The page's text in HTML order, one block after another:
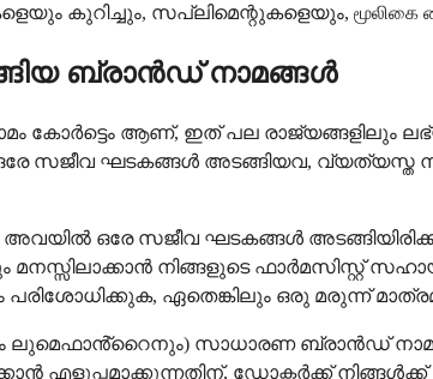
കുറിച്ചും, സപ്ലിമെന്റുകളെയും, மூலிகை
ബ്രാൻഡ് നാമങ്ങൾ
ആണ്, ഇത് പല രാജ്യങ്ങളിലും
സജീവ ഘടകങ്ങൾ അടങ്ങിയവ, വ്യത്യസ്ത
അവയിൽ ഒരേ സജീവ ഘടകങ്ങൾ
നിങ്ങളുടെ ഫാർമസിസ്റ്റ്
ഏതെങ്കിലും ഒരു മരുന്ന്
ലുമെഫാൻ്റൈനും) സാധാരണ ബ്രാൻഡ്
എളുപ്പമാക്കുന്നതിന്, ഡോക്ടർക്ക്